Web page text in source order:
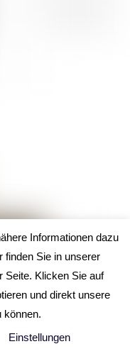
Informationen dazu
finden Sie in unserer
Seite. Klicken Sie auf
und direkt unsere
können.
Einstellungen